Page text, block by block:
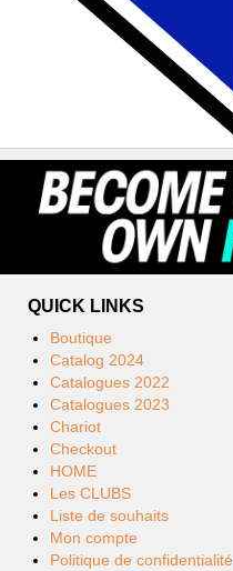
QUICK LINKS
Boutique
Catalog 2024
Catalogues 2022
Catalogues 2023
Chariot
Checkout
HOME
Les CLUBS
Liste de souhaits
Mon compte
Politique de confidentialité